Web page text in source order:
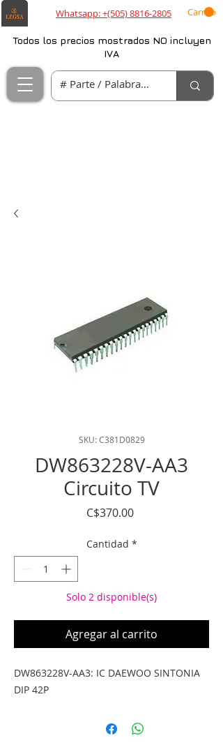
Whatsapp: +(505) 8816-2805 Carrito
Todos los precios mostrados NO incluyen
IVA
SKU: C381D0829
DW863228V-AA3
Circuito TV
C$370.00Precio
Cantidad *
Solo 2 disponible(s)
Agregar al carrito
DW863228V-AA3: IC DAEWOO SINTONIA
DIP 42P